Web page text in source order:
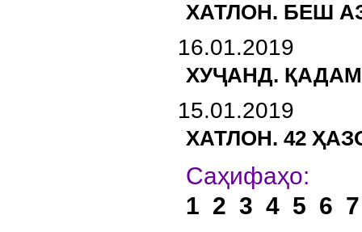
ХАТЛОН. БЕШ
16.01.2019
ХУҶАНД.
15.01.2019
ХАТЛОН. 42
1 2 3 4 5 6 7